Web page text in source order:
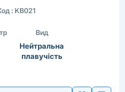
: KB021
Вид
Нейтральна
плавучість